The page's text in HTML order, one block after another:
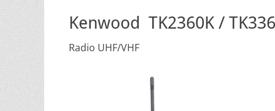
Kenwood TK2360K /
Radio UHF/VHF